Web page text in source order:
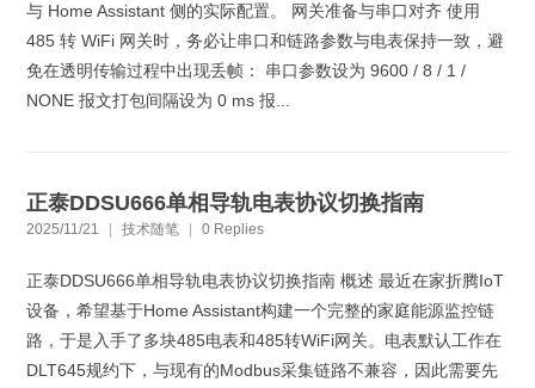
与 Home Assistant 侧的实际配置。 网关准备与串口对齐 使用
485 转 WiFi 网关时，务必让串口和链路参数与电表保持一致，避
免在透明传输过程中出现丢帧： 串口参数设为 9600 / 8 / 1 /
NONE 报文打包间隔设为 0 ms 报...
正泰DDSU666单相导轨电表协议切换指南
2025/11/21 技术随笔 0 Replies
正泰DDSU666单相导轨电表协议切换指南 概述 最近在家折腾IoT
设备，希望基于Home Assistant构建一个完整的家庭能源监控链
路，于是入手了多块485电表和485转WiFi网关。电表默认工作在
DLT645规约下，与现有的Modbus采集链路不兼容，因此需要先